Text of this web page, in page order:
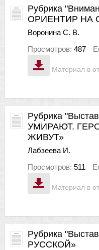
Материал в
Рубрика
ОРИЕНТИР НА
Воронина С. В.
Просмотров: 487
Материал в
Рубрика
УМИРАЮТ.
ЖИВУТ»
Лабзеева И.
Просмотров: 511
Рубрика
РУССКОЙ»